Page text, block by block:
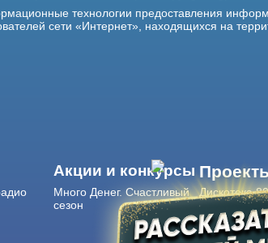
технологии предоставления
сети «Интернет», находящихся на
Акции и конкурсы
Много Денег. Счастливый
сезон
Дискотека
Живые
Журнал